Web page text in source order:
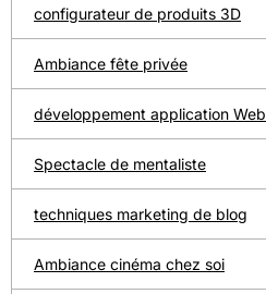
configurateur de produits 3D
Ambiance fête privée
développement application Web
Spectacle de mentaliste
techniques marketing de blog
Ambiance cinéma chez soi